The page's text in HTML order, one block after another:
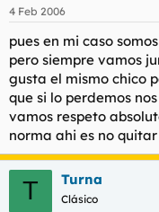
4 Feb 2006
pues en mi caso
pero siempre vamos
gusta el mismo chico
que si lo perdemos
vamos respeto
norma ahi es no
T Turna
Clásico